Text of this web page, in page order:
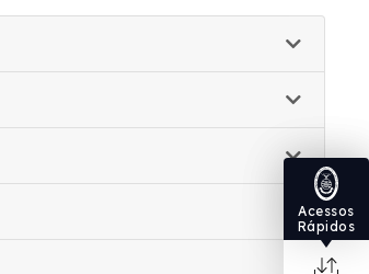
Acessos
Rápidos